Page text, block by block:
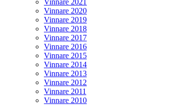
Vinnare 2021
Vinnare 2020
Vinnare 2019
Vinnare 2018
Vinnare 2017
Vinnare 2016
Vinnare 2015
Vinnare 2014
Vinnare 2013
Vinnare 2012
Vinnare 2011
Vinnare 2010